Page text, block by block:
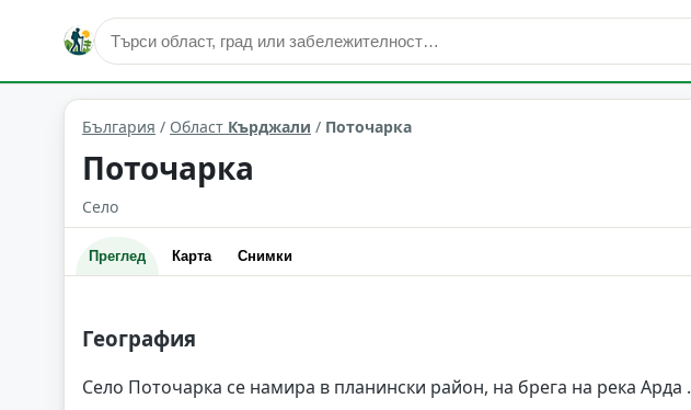
Поточарка Област: Кърджали
България / Област Кърджали / Поточарка
Поточарка
Село
Преглед Карта Снимки
География
Село Поточарка се намира в планински район, на брега на река Арда .